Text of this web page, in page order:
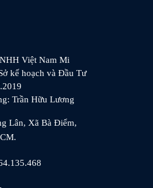
Việt Nam Mi
kế hoạch và Đầu Tư
Trần Hữu Lương
Lân, Xã Bà Điểm,